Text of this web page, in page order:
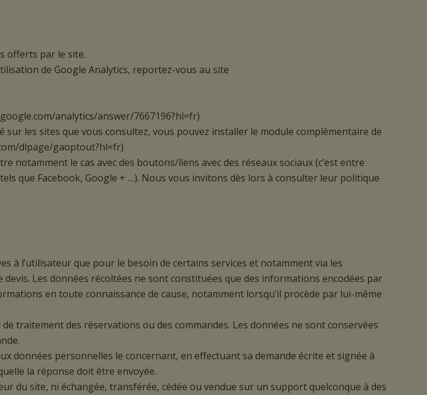
offerts par le site.
de Google Analytics, reportez-vous au site
analytics/answer/7667196?hl=fr)
les sites que vous consultez, vous pouvez installer le module complémentaire de
dlpage/gaoptout?hl=fr)
le cas avec des boutons/liens avec des réseaux sociaux (c’est entre
que Facebook, Google + …). Nous vous invitons dès lors à consulter leur politique
à l’utilisateur que pour le besoin de certains services et notamment via les
Les données récoltées ne sont constituées que des informations encodées par
en toute connaissance de cause, notamment lorsqu’il procède par lui-même
traitement des réservations ou des commandes. Les données ne sont conservées
données personnelles le concernant, en effectuant sa demande écrite et signée à
la réponse doit être envoyée.
du site, ni échangée, transférée, cédée ou vendue sur un support quelconque à des